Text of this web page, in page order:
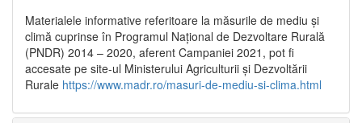
Materialele informative referitoare la măsurile de mediu și
climă cuprinse în Programul Național de Dezvoltare Rurală
(PNDR) 2014 – 2020, aferent Campaniei 2021, pot fi
accesate pe site-ul Ministerului Agriculturii și Dezvoltării
Rurale https://www.madr.ro/masuri-de-mediu-si-clima.html